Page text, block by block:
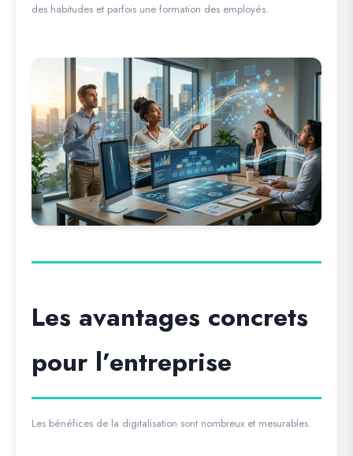
des habitudes et parfois une formation des employés.
Les avantages concrets
pour l’entreprise
Les bénéfices de la digitalisation sont nombreux et mesurables.